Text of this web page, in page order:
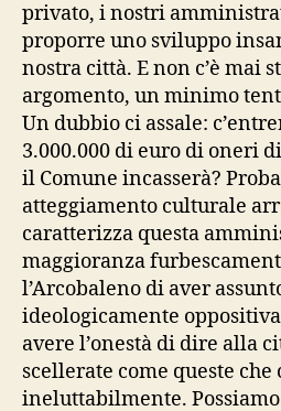
privato, i nostri
proporre uno sviluppo
nostra città. E non c’è mai
argomento, un minimo
Un dubbio ci assale:
3.000.000 di euro di oneri
il Comune incasserà?
atteggiamento culturale
caratterizza questa
maggioranza
l’Arcobaleno di aver
ideologicamente
avere l’onestà di dire alla
scellerate come queste
ineluttabilmente.